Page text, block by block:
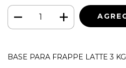
BASE PARA FRAPPE LATTE 3 KG